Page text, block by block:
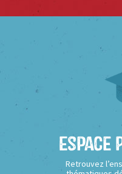
Espace
Retrouvez